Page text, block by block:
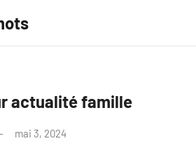
actualité famille
mai 3, 2024